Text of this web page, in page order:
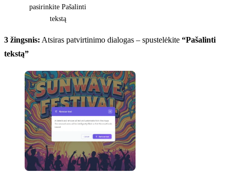
pasirinkite Pašalinti
tekstą
3 žingsnis: Atsiras patvirtinimo dialogas – spustelėkite “Pašalinti
tekstą”